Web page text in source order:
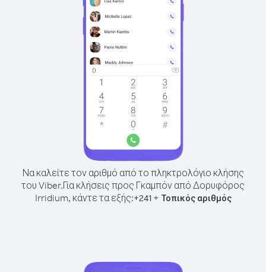
Να καλείτε τον αριθμό από το πληκτρολόγιο κλήσης
του Viber.Για κλήσεις προς Γκαμπόν από Δορυφόρος
Irridium, κάντε τα εξής:+241+ Τοπικός αριθμός